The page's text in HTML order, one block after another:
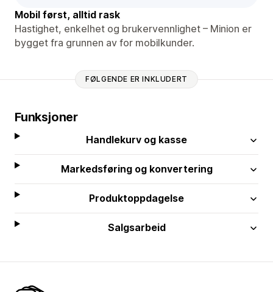
Mobil først, alltid rask
Hastighet, enkelhet og brukervennlighet – Minion er
bygget fra grunnen av for mobilkunder.
FØLGENDE ER INKLUDERT
Funksjoner
Handlekurv og kasse
Markedsføring og konvertering
Produktoppdagelse
Salgsarbeid